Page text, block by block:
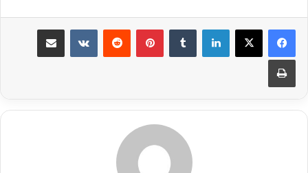
لينكدإن بينتيريست
طباعة